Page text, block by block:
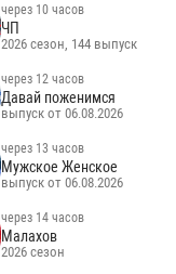
через 10 часов
ЧП
2026 сезон, 144 выпуск
через 12 часов
Давай поженимся
выпуск от 06.08.2026
через 13 часов
Мужское Женское
выпуск от 06.08.2026
через 14 часов
Малахов
2026 сезон